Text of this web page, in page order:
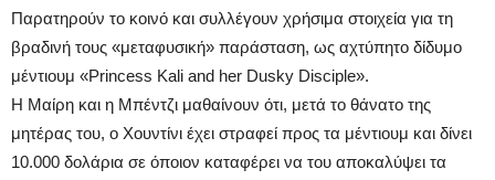
Παρατηρούν το κοινό και συλλέγουν χρήσιμα στοιχεία για τη
βραδινή τους «μεταφυσική» παράσταση, ως αχτύπητο δίδυμο
μέντιουμ «Princess Kali and her Dusky Disciple».
Η Μαίρη και η Μπέντζι μαθαίνουν ότι, μετά το θάνατο της
μητέρας του, ο Χουντίνι έχει στραφεί προς τα μέντιουμ και δίνει
10.000 δολάρια σε όποιον καταφέρει να του αποκαλύψει τα